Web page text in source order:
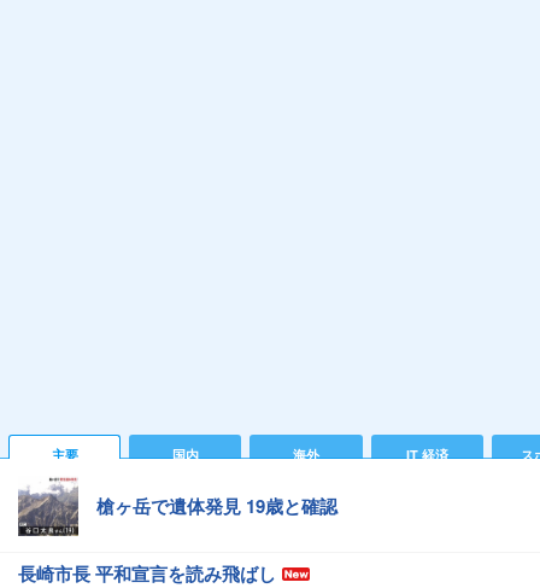
主要 国内 海外 IT 経済 ス
槍ヶ岳で遺体発見 19歳と確認
長崎市長 平和宣言を読み飛ばし